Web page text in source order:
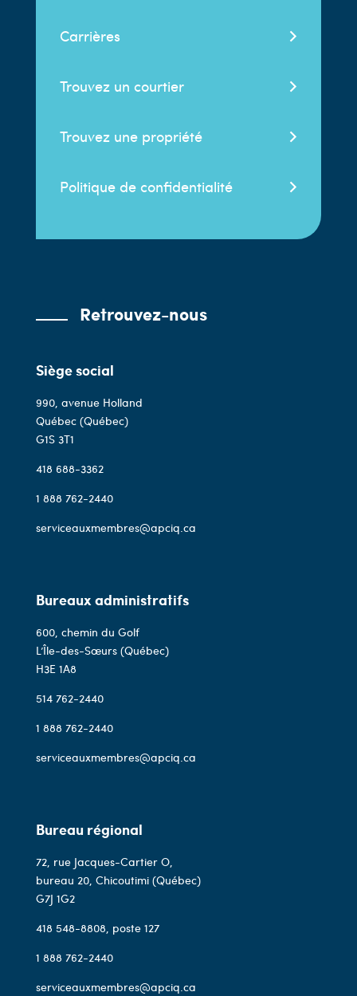
Carrières
Trouvez un courtier
Trouvez une propriété
Politique de confidentialité
Retrouvez-nous
Siège social
990, avenue Holland
Québec (Québec)
G1S 3T1
418 688-3362
1 888 762-2440
serviceauxmembres@apciq.ca
Bureaux administratifs
600, chemin du Golf
L’Île-des-Sœurs (Québec)
H3E 1A8
514 762-2440
1 888 762-2440
serviceauxmembres@apciq.ca
Bureau régional
72, rue Jacques-Cartier O,
bureau 20, Chicoutimi (Québec)
G7J 1G2
418 548-8808, poste 127
1 888 762-2440
serviceauxmembres@apciq.ca